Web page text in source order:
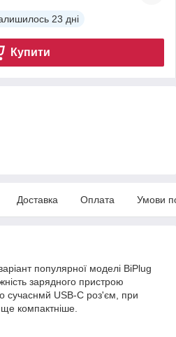
23 дні
Купити
Доставка Оплата Умови
популярної моделі BiPlug
зарядного пристрою
сучаснмй USB-C роз'єм, при
компактніше.